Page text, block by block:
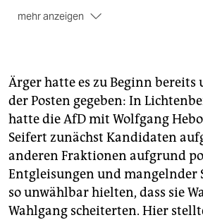
mehr anzeigen
Bezirken, in denen die AfD stark ist,
der Linken im Sattel: In Marzahn-
die AfD-Direktkandidatin
knapp hinter der CDU-
auf Platz 3, von der Linken-
dem Spitzenplatz trennten sie
Prozent. Zweitstimme AfD,
östlichen Bezirken offenbar eine
Wahlentscheidung.(mgu)
Ärger hatte es zu Beginn bereits
der Posten gegeben: In
hatte die AfD mit Wolfgang
Seifert zunächst Kandidaten
anderen Fraktionen aufgrund
Entgleisungen und mangelnder
so unwählbar hielten, dass sie
Wahlgang scheiterten. Hier